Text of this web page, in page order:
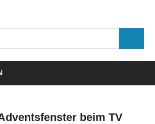
beim TV